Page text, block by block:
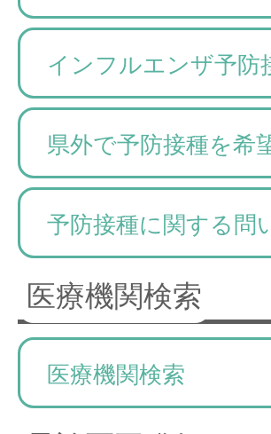
インフルエンザ予防
県外で予防接種を希
予防接種に関する問
医療機関検索
医療機関検索